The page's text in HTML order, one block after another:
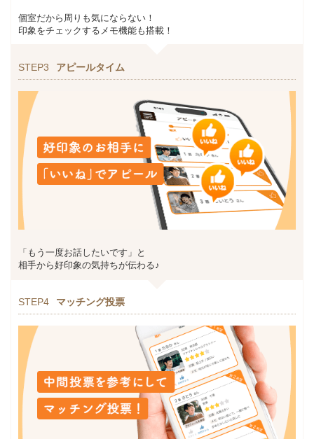
個室だから周りも気にならない！
印象をチェックするメモ機能も搭載！
STEP3 アピールタイム
「もう一度お話したいです」と
相手から好印象の気持ちが伝わる♪
STEP4 マッチング投票